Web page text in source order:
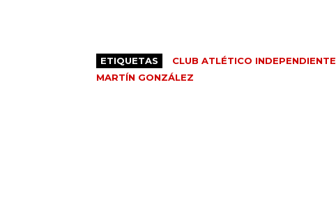
ETIQUETAS CLUB ATLÉTICO INDEPENDIENTE
MARTÍN GONZÁLEZ